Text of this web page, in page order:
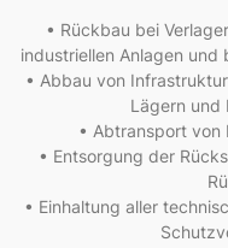
• Rückbau bei
industriellen Anlagen und
• Abbau von
Lägern und
• Abtransport von
• Entsorgung der
• Einhaltung aller